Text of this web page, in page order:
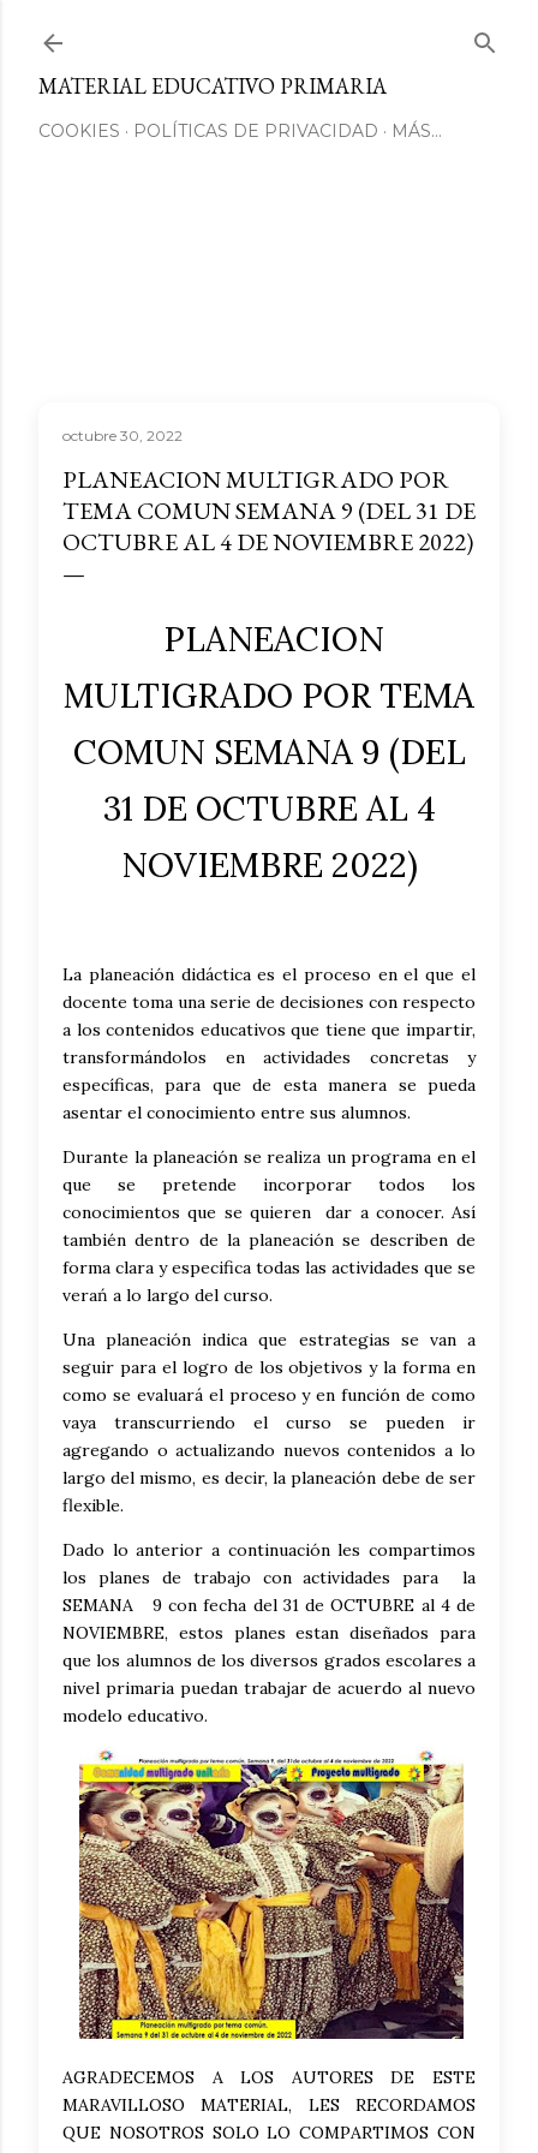
MATERIAL EDUCATIVO PRIMARIA
COOKIES POLÍTICAS DE PRIVACIDAD MÁS…
octubre 30, 2022
PLANEACION MULTIGRADO POR
TEMA COMUN SEMANA 9 (DEL 31 DE
OCTUBRE AL 4 DE NOVIEMBRE 2022)
PLANEACION
MULTIGRADO POR TEMA
COMUN SEMANA 9 (DEL
31 DE OCTUBRE AL 4
NOVIEMBRE 2022)
La planeación didáctica es el proceso en el que el
docente toma una serie de decisiones con respecto
a los contenidos educativos que tiene que impartir,
transformándolos en actividades concretas y
específicas, para que de esta manera se pueda
asentar el conocimiento entre sus alumnos.
Durante la planeación se realiza un programa en el
que se pretende incorporar todos los
conocimientos que se quieren dar a conocer. Así
también dentro de la planeación se describen de
forma clara y especifica todas las actividades que se
verań a lo largo del curso.
Una planeación indica que estrategias se van a
seguir para el logro de los objetivos y la forma en
como se evaluará el proceso y en función de como
vaya transcurriendo el curso se pueden ir
agregando o actualizando nuevos contenidos a lo
largo del mismo, es decir, la planeación debe de ser
flexible.
Dado lo anterior a continuación les compartimos
los planes de trabajo con actividades para la
SEMANA 9 con fecha del 31 de OCTUBRE al 4 de
NOVIEMBRE, estos planes estan diseñados para
que los alumnos de los diversos grados escolares a
nivel primaria puedan trabajar de acuerdo al nuevo
modelo educativo.
AGRADECEMOS A LOS AUTORES DE ESTE
MARAVILLOSO MATERIAL, LES RECORDAMOS
QUE NOSOTROS SOLO LO COMPARTIMOS CON